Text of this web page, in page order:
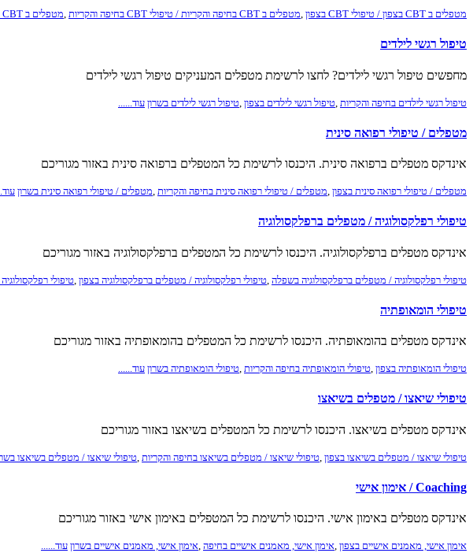
מטפלים ב CBT בצפון / טיפולי CBT בצפון ,מטפלים ב CBT בחיפה והקריות / טיפולי CBT בחיפה והקריות ,מטפלים ב CBT בשרון / טיפולי CBT באזור השרון
טיפול רגשי לילדים
מחפשים טיפול רגשי לילדים? לחצו לרשימת מטפלים המעניקים טיפול רגשי לילדים
טיפול רגשי לילדים בחיפה והקריות טיפול רגשי לילדים בצפון טיפול רגשי לילדים בשרון עוד......
מטפלים / טיפולי רפואה סינית
אינדקס מטפלים ברפואה סינית. היכנסו לרשימת כל המטפלים ברפואה סינית באזור מגוריכם
מטפלים / טיפולי רפואה סינית בצפון ,מטפלים / טיפולי רפואה סינית בחיפה והקריות ,מטפלים / טיפולי רפואה סינית בשרון
טיפולי רפלקסולוגיה / מטפלים ברפלקסולוגיה
אינדקס מטפלים ברפלקסולוגיה. היכנסו לרשימת כל המטפלים ברפלקסולוגיה באזור מגוריכם
טיפולי רפלקסולוגיה / מטפלים ברפלקסולוגיה בשפלה טיפולי רפלקסולוגיה / מטפלים ברפלקסולוגיה בצפון טיפולי
טיפולי הומאופתיה
אינדקס מטפלים בהומאופתיה. היכנסו לרשימת כל המטפלים בהומאופתיה באזור מגוריכם
טיפולי הומאופתיה בצפון ,טיפולי הומאופתיה בחיפה והקריות ,טיפולי הומאופתיה בשרון עוד......
טיפולי שיאצו / מטפלים בשיאצו
אינדקס מטפלים בשיאצו. היכנסו לרשימת כל המטפלים בשיאצו באזור מגוריכם
טיפולי שיאצו / מטפלים בשיאצו בצפון טיפולי שיאצו / מטפלים בשיאצו בחיפה והקריות טיפולי שיאצו / מטפלים בשיאצו
Coaching / אימון אישי
אינדקס מטפלים באימון אישי. היכנסו לרשימת כל המטפלים באימון אישי באזור מגוריכם
אימון אישי, מאמנים אישיים בצפון ,אימון אישי, מאמנים אישיים בחיפה ,אימון אישי, מאמנים אישיים בשרון עוד......